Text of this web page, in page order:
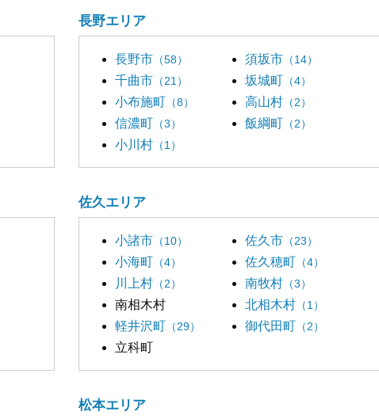
長野エリア
長野市 （58） 須坂市 （14）
千曲市 （21） 坂城町 （4）
小布施町 （8） 高山村 （2）
信濃町 （3） 飯綱町 （2）
小川村 （1）
佐久エリア
小諸市 （10） 佐久市 （23）
小海町 （4） 佐久穂町 （4）
川上村 （2） 南牧村 （3）
南相木村 北相木村 （1）
軽井沢町 （29） 御代田町 （2）
立科町
松本エリア